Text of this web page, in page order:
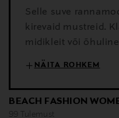
Selle suve
kirevaid mustreid.
midikleit või
välimuse. Lisa
ja oledki valmis
NÄITA ROHKEM
BEACH FASHION
99 Tulemust